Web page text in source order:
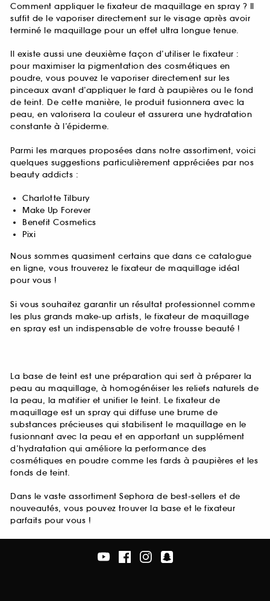
Comment appliquer le fixateur de maquillage en spray ? Il
suffit de le vaporiser directement sur le visage après avoir
terminé le maquillage pour un effet ultra longue tenue.
Il existe aussi une deuxième façon d’utiliser le fixateur :
pour maximiser la pigmentation des cosmétiques en
poudre, vous pouvez le vaporiser directement sur les
pinceaux avant d’appliquer le fard à paupières ou le fond
de teint. De cette manière, le produit fusionnera avec la
peau, en valorisera la couleur et assurera une hydratation
constante à l’épiderme.
Parmi les marques proposées dans notre assortiment, voici
quelques suggestions particulièrement appréciées par nos
beauty addicts :
Charlotte Tilbury
Make Up Forever
Benefit Cosmetics
Pixi
Nous sommes quasiment certains que dans ce catalogue
en ligne, vous trouverez le fixateur de maquillage idéal
pour vous !
Si vous souhaitez garantir un résultat professionnel comme
les plus grands make-up artists, le fixateur de maquillage
en spray est un indispensable de votre trousse beauté !
La base de teint est une préparation qui sert à préparer la
peau au maquillage, à homogénéiser les reliefs naturels de
la peau, la matifier et unifier le teint. Le fixateur de
maquillage est un spray qui diffuse une brume de
substances précieuses qui stabilisent le maquillage en le
fusionnant avec la peau et en apportant un supplément
d’hydratation qui améliore la performance des
cosmétiques en poudre comme les fards à paupières et les
fonds de teint.
Dans le vaste assortiment Sephora de best-sellers et de
nouveautés, vous pouvez trouver la base et le fixateur
parfaits pour vous !